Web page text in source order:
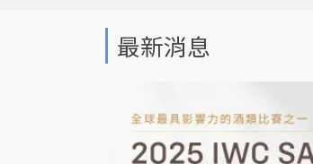
最新消息